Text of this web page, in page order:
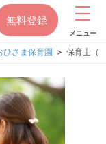
無料登録
メニュー
ひさま保育園 保育士（